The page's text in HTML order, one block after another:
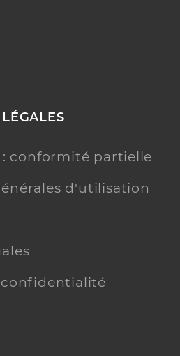
conformité partielle
d'utilisation